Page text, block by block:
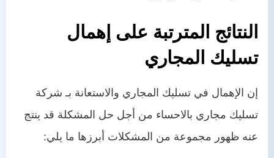
النتائج المترتبة على إهمال
تسليك المجاري
إن الإهمال في تسليك المجاري والاستعانة بـ شركة
تسليك مجاري بالاحساء من أجل حل المشكلة قد ينتج
عنه ظهور مجموعة من المشكلات أبرزها ما يلي: